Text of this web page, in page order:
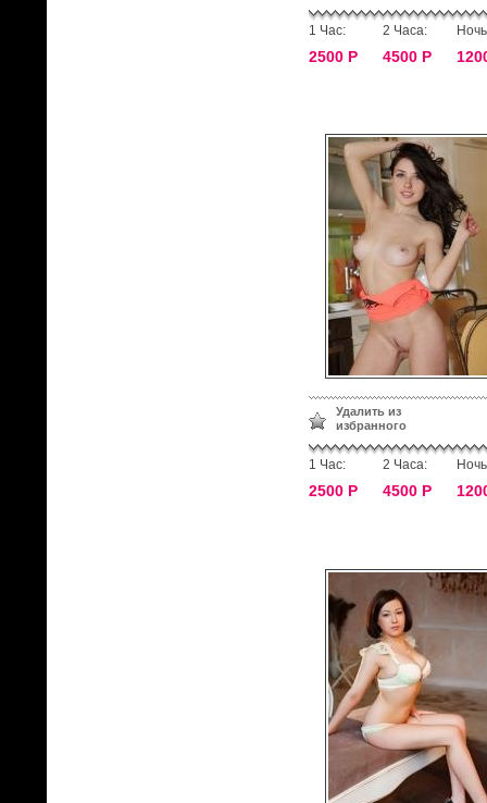
1 Час:
2500 Р
2 Часа:
4500 Р
Удалить из
избранного
1 Час:
2500 Р
2 Часа:
4500 Р